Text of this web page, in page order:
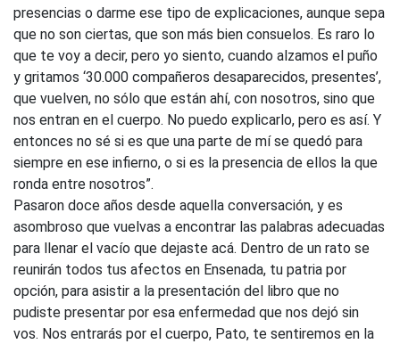
presencias o darme ese tipo de explicaciones, aunque sepa
que no son ciertas, que son más bien consuelos. Es raro lo
que te voy a decir, pero yo siento, cuando alzamos el puño
y gritamos ‘30.000 compañeros desaparecidos, presentes’,
que vuelven, no sólo que están ahí, con nosotros, sino que
nos entran en el cuerpo. No puedo explicarlo, pero es así. Y
entonces no sé si es que una parte de mí se quedó para
siempre en ese infierno, o si es la presencia de ellos la que
ronda entre nosotros”.
Pasaron doce años desde aquella conversación, y es
asombroso que vuelvas a encontrar las palabras adecuadas
para llenar el vacío que dejaste acá. Dentro de un rato se
reunirán todos tus afectos en Ensenada, tu patria por
opción, para asistir a la presentación del libro que no
pudiste presentar por esa enfermedad que nos dejó sin
vos. Nos entrarás por el cuerpo, Pato, te sentiremos en la